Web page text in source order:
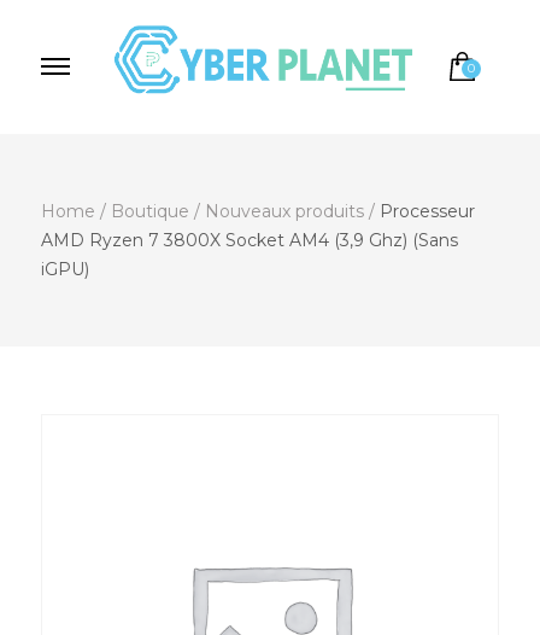
0
Home / Boutique / Nouveaux produits / Processeur
AMD Ryzen 7 3800X Socket AM4 (3,9 Ghz) (Sans
iGPU)